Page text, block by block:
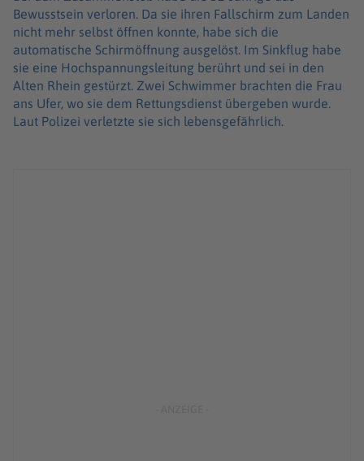
Bewusstsein verloren. Da sie ihren Fallschirm zum Landen
nicht mehr selbst öffnen konnte, habe sich die
automatische Schirmöffnung ausgelöst. Im Sinkflug habe
sie eine Hochspannungsleitung berührt und sei in den
Alten Rhein gestürzt. Zwei Schwimmer brachten die Frau
ans Ufer, wo sie dem Rettungsdienst übergeben wurde.
Laut Polizei verletzte sie sich lebensgefährlich.